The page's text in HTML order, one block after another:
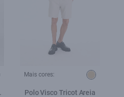
Mais cores:
Polo Visco Tricot Areia